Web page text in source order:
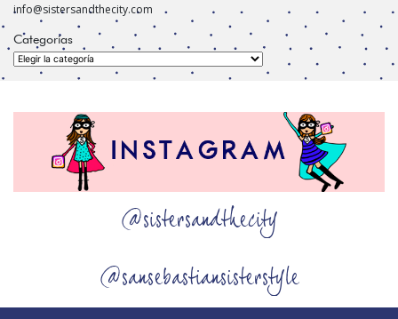
info@sistersandthecity.com
Categorías
Categorías
@sistersandthecity
@sansebastiansisterstyle